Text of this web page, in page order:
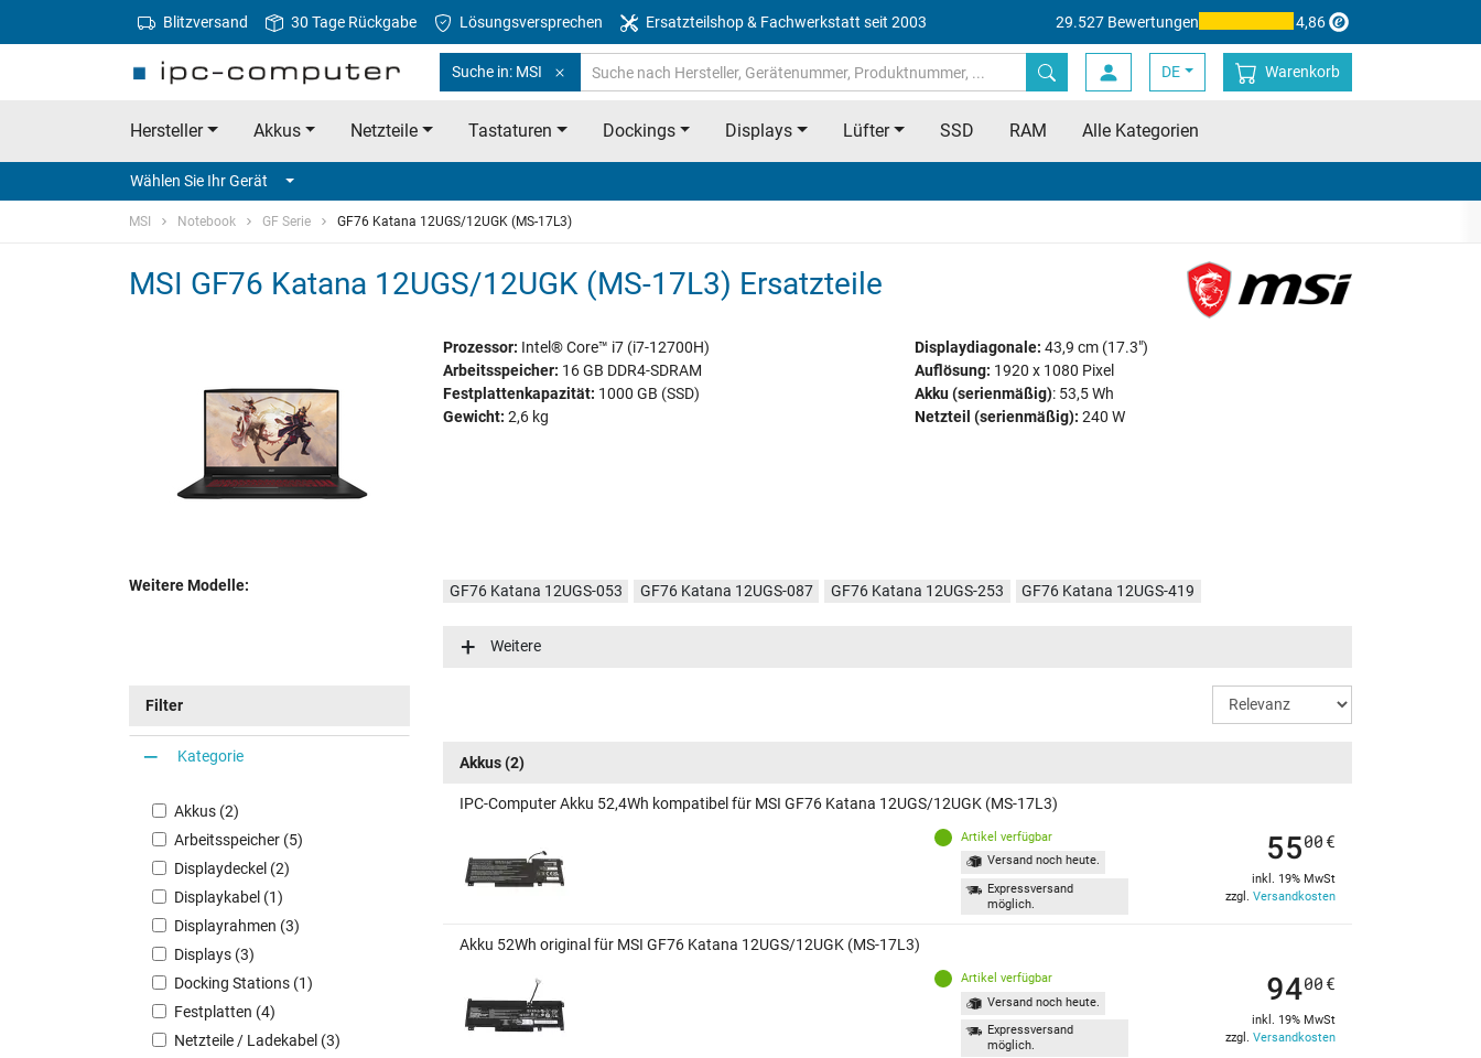
Blitzversand 30 Tage Rückgabe Lösungsversprechen Ersatzteilshop & Fachwerkstatt seit 2003 29.527 Bewertungen 4,86
Suche in: MSI DE Warenkorb
Hersteller Akkus Netzteile Tastaturen Dockings Displays Lüfter SSD RAM Alle Kategorien
Wählen Sie Ihr Gerät
MSI Notebook GF Serie GF76 Katana 12UGS/12UGK (MS-17L3)
MSI GF76 Katana 12UGS/12UGK (MS-17L3) Ersatzteile
Prozessor: Intel® Core™ i7 (i7-12700H)
Arbeitsspeicher: 16 GB DDR4-SDRAM
Festplattenkapazität: 1000 GB (SSD)
Gewicht: 2,6 kg
Displaydiagonale: 43,9 cm (17.3")
Auflösung: 1920 x 1080 Pixel
Akku (serienmäßig): 53,5 Wh
Netzteil (serienmäßig): 240 W
Weitere Modelle: GF76 Katana 12UGS-053 GF76 Katana 12UGS-087 GF76 Katana 12UGS-253
GF76 Katana 12UGS-419
GF76 Katana 12UGS-285
Weitere
Filter
Kategorie
Akkus (2)
Arbeitsspeicher (5)
Displaydeckel (2)
Displaykabel (1)
Displayrahmen (3)
Displays (3)
Docking Stations (1)
Festplatten (4)
Netzteile / Ladekabel (3)
Akkus(2)
IPC-Computer Akku 52,4Wh kompatibel für MSI GF76 Katana 12UGS/12UGK (MS-17L3)
Artikel verfügbar
Versand noch heute.
Expressversand
möglich.
5500 €
inkl. 19% MwSt
zzgl. Versandkosten
Akku 52Wh original für MSI GF76 Katana 12UGS/12UGK (MS-17L3)
Artikel verfügbar
Versand noch heute.
Expressversand
möglich.
9400 €
inkl. 19% MwSt
zzgl. Versandkosten